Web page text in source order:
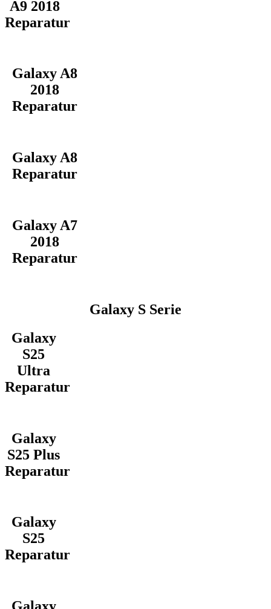
A9 2018
Reparatur
Galaxy A8
2018
Reparatur
Galaxy A8
Reparatur
Galaxy A7
2018
Reparatur
Galaxy S Serie
Galaxy
S25
Ultra
Reparatur
Galaxy
S25 Plus
Reparatur
Galaxy
S25
Reparatur